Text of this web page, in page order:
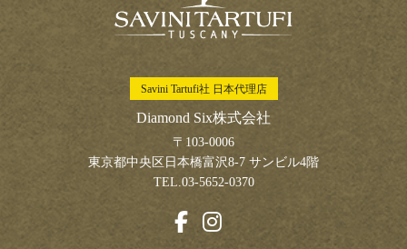
Savini Tartufi社 日本代理店
Diamond Six株式会社
〒103-0006
東京都中央区日本橋富沢8-7 サンビル4階
TEL.03-5652-0370